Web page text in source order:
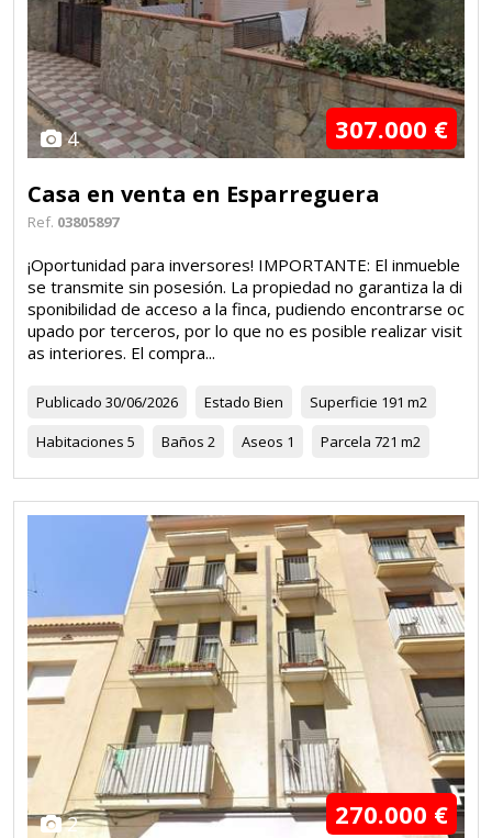
4 307.000 €
Casa en venta en Esparreguera
Ref. 03805897
¡Oportunidad para inversores! IMPORTANTE: El inmueble
se transmite sin posesión. La propiedad no garantiza la di
sponibilidad de acceso a la finca, pudiendo encontrarse oc
upado por terceros, por lo que no es posible realizar visit
as interiores. El compra...
Publicado 30/06/2026 Estado Bien Superficie 191 m2
Habitaciones 5 Baños 2 Aseos 1 Parcela 721 m2
2 270.000 €